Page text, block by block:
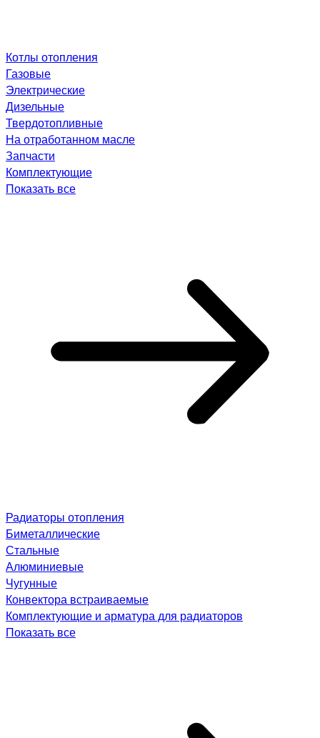
Котлы отопления
Газовые
Электрические
Дизельные
Твердотопливные
На отработанном масле
Запчасти
Комплектующие
Показать все
Радиаторы отопления
Биметаллические
Стальные
Алюминиевые
Чугунные
Конвектора встраиваемые
Комплектующие и арматура для радиаторов
Показать все